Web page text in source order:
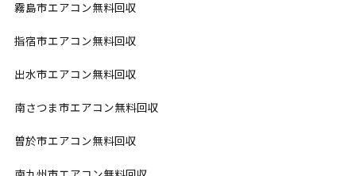
霧島市エアコン無料回収
指宿市エアコン無料回収
出水市エアコン無料回収
南さつま市エアコン無料回収
曽於市エアコン無料回収